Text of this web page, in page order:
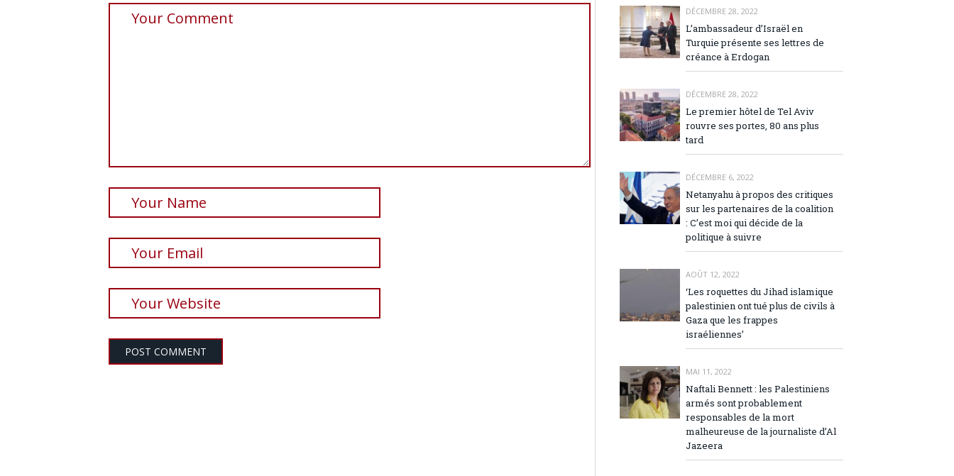
DÉCEMBRE 28, 2022
L’ambassadeur d’Israël en
Turquie présente ses lettres de
créance à Erdogan
DÉCEMBRE 28, 2022
Le premier hôtel de Tel Aviv
rouvre ses portes, 80 ans plus
tard
DÉCEMBRE 6, 2022
Netanyahu à propos des critiques
sur les partenaires de la coalition
: C’est moi qui décide de la
politique à suivre
AOÛT 12, 2022
‘Les roquettes du Jihad islamique
palestinien ont tué plus de civils à
Gaza que les frappes
israéliennes’
MAI 11, 2022
Naftali Bennett : les Palestiniens
armés sont probablement
responsables de la mort
malheureuse de la journaliste d’Al
Jazeera